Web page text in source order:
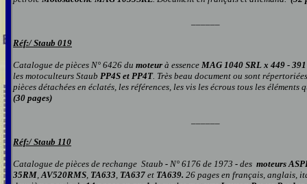
Réf:/Staub 019
Catalogue de pièces N° 6426 du moteur à essence MAG 1040 SRL x 449 -
les motoculteurs Staub PP4S et PP4T. Très beau document ou sont
pièces détachées en éclatés, les références, les vis les écrous tous les éléments
(30 pages)
Réf:/Staub 110
Catalogue de pièces de rechange Staub - N° 6176 de 1973 - des moteurs
35RM,AV520RMS, TA633, TA637 et TA639. 26 pages en français, anglais,